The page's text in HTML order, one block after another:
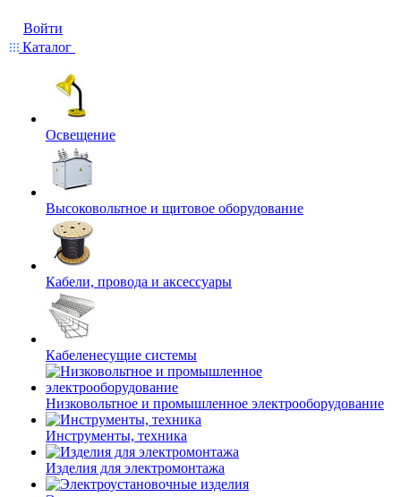
Войти
Каталог
Освещение
Высоковольтное и щитовое оборудование
Кабели, провода и аксессуары
Кабеленесущие системы
Низковольтное и промышленное электрооборудование
Инструменты, техника
Изделия для электромонтажа